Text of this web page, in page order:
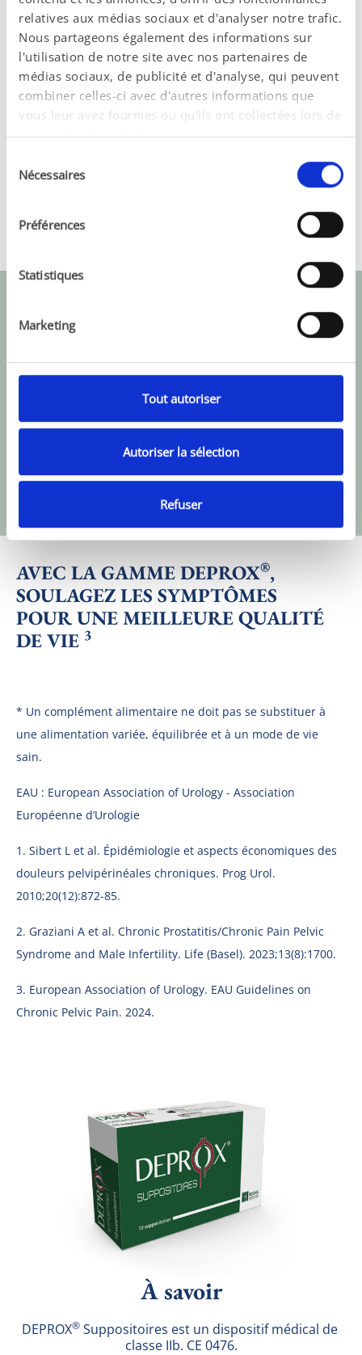
relatives aux médias sociaux et d'analyser notre trafic.
Nous partageons également des informations sur
l'utilisation de notre site avec nos partenaires de
médias sociaux, de publicité et d'analyse, qui peuvent
combiner celles-ci avec d'autres informations que
vous leur avez fournies ou qu'ils ont collectées lors de
votre utilisation de leurs services.
duNécessaires
Préférences
Statistiques
Marketing
Tout autoriser
Autoriser la sélection
Refuser
à base d’extraits de pollen (DEPROX
Suppositoires) (n=70) vs ibuprofène par voie
orale (n=71) sur une période de 10 jours, les
auteurs ont confirmé un effet cliniquement
significatif jusqu'à six mois de suivi, avec
POUVANT ÊTRE PRIS EN
DEPROX
Complément alimentaire* à base d’extrait de pollen
et une association de vitamines B.
JE DÉCOUVRE
AVEC LA GAMME DEPROX®,
SOULAGEZ LES SYMPTÔMES
POUR UNE MEILLEURE QUALITÉ
DE VIE 3
* Un complément alimentaire ne doit pas se substituer à
une alimentation variée, équilibrée et à un mode de vie
sain.
EAU : European Association of Urology - Association
Européenne d’Urologie
1. Sibert L et al. Épidémiologie et aspects économiques des
douleurs pelvipérinéales chroniques. Prog Urol.
2010;20(12):872-85.
2. Graziani A et al. Chronic Prostatitis/Chronic Pain Pelvic
Syndrome and Male Infertility. Life (Basel). 2023;13(8):1700.
3. European Association of Urology. EAU Guidelines on
Chronic Pelvic Pain. 2024.
À savoir
DEPROX® Suppositoires est un dispositif médical de
classe IIb. CE 0476.